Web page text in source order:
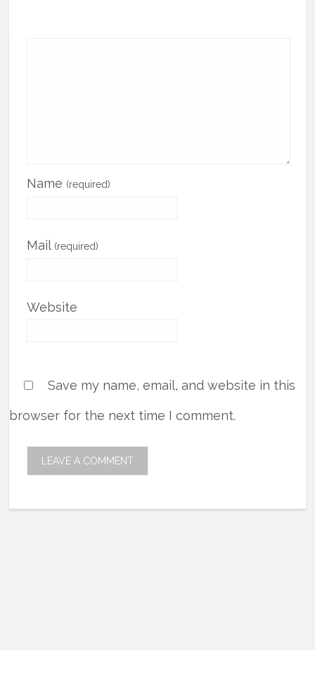
Name (required)
Mail (required)
Website
Save my name, email, and website in this
browser for the next time I comment.